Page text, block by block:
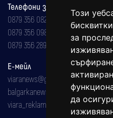
Този
за
да
Телефони за реклама и
0879 356 082
0879 356 098
0879 356 289
Е-мейл
viaranews@gmail.com
balgarkanews@gmail.com
viara_reklama@mail.bg